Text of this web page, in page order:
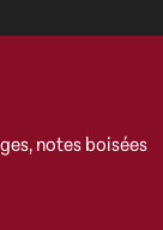
notes boisées